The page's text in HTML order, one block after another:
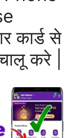
कार्ड से
करे |